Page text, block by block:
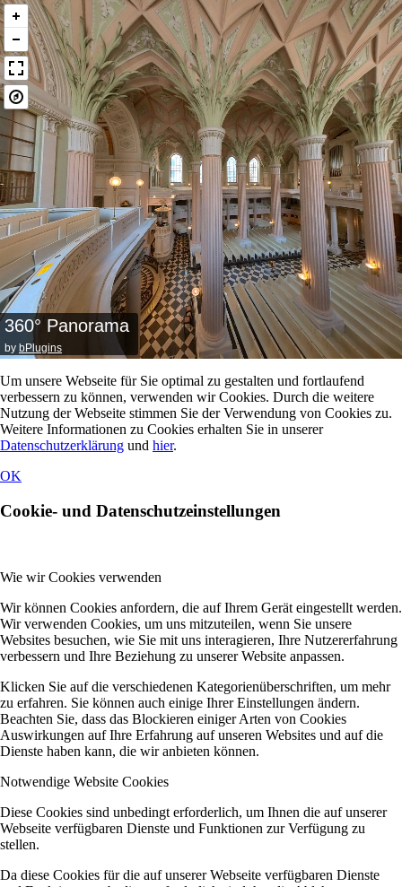
360° Panorama
by bPlugins
Um unsere Webseite für Sie optimal zu gestalten und fortlaufend
verbessern zu können, verwenden wir Cookies. Durch die weitere
Nutzung der Webseite stimmen Sie der Verwendung von Cookies zu.
Weitere Informationen zu Cookies erhalten Sie in unserer
Datenschutzerklärung und hier.
OK
Cookie- und Datenschutzeinstellungen
Wie wir Cookies verwenden
Wir können Cookies anfordern, die auf Ihrem Gerät eingestellt werden.
Wir verwenden Cookies, um uns mitzuteilen, wenn Sie unsere
Websites besuchen, wie Sie mit uns interagieren, Ihre Nutzererfahrung
verbessern und Ihre Beziehung zu unserer Website anpassen.
Klicken Sie auf die verschiedenen Kategorienüberschriften, um mehr
zu erfahren. Sie können auch einige Ihrer Einstellungen ändern.
Beachten Sie, dass das Blockieren einiger Arten von Cookies
Auswirkungen auf Ihre Erfahrung auf unseren Websites und auf die
Dienste haben kann, die wir anbieten können.
Notwendige Website Cookies
Diese Cookies sind unbedingt erforderlich, um Ihnen die auf unserer
Webseite verfügbaren Dienste und Funktionen zur Verfügung zu
stellen.
Da diese Cookies für die auf unserer Webseite verfügbaren Dienste